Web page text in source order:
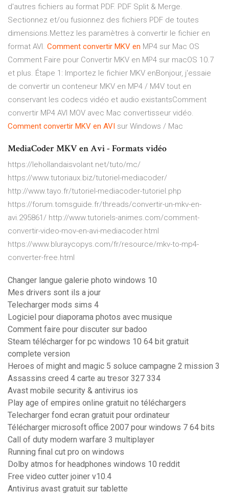
d'autres fichiers au format PDF. PDF Split & Merge.
Sectionnez et/ou fusionnez des fichiers PDF de toutes
dimensions.Mettez les paramètres à convertir le fichier en
format AVI. Comment convertir MKV en MP4 sur Mac OS
Comment Faire pour Convertir MKV en MP4 sur macOS 10.7
et plus. Étape 1: Importez le fichier MKV enBonjour, j'essaie
de convertir un conteneur MKV en MP4 / M4V tout en
conservant les codecs vidéo et audio existantsComment
convertir MP4 AVI MOV avec Mac convertisseur vidéo.
Comment convertir MKV en AVI sur Windows / Mac
MediaCoder MKV en Avi - Formats vidéo
https://lehollandaisvolant.net/tuto/mc/
https://www.tutoriaux.biz/tutoriel-mediacoder/
http://www.tayo.fr/tutoriel-mediacoder-tutoriel.php
https://forum.tomsguide.fr/threads/convertir-un-mkv-en-
avi.295861/ http://www.tutoriels-animes.com/comment-
convertir-video-mov-en-avi-mediacoder.html
https://www.bluraycopys.com/fr/resource/mkv-to-mp4-
converter-free.html
Changer langue galerie photo windows 10
Mes drivers sont ils a jour
Telecharger mods sims 4
Logiciel pour diaporama photos avec musique
Comment faire pour discuter sur badoo
Steam télécharger for pc windows 10 64 bit gratuit
complete version
Heroes of might and magic 5 soluce campagne 2 mission 3
Assassins creed 4 carte au tresor 327 334
Avast mobile security & antivirus ios
Play age of empires online gratuit no téléchargers
Telecharger fond ecran gratuit pour ordinateur
Télécharger microsoft office 2007 pour windows 7 64 bits
Call of duty modern warfare 3 multiplayer
Running final cut pro on windows
Dolby atmos for headphones windows 10 reddit
Free video cutter joiner v10.4
Antivirus avast gratuit sur tablette